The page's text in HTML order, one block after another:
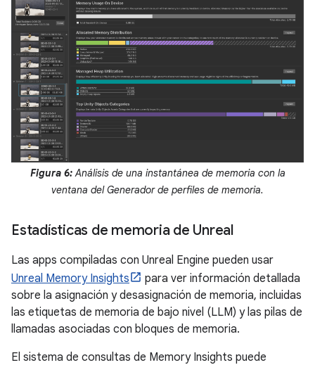
Figura 6:Análisis de una instantánea de memoria con la
ventana del Generador de perfiles de memoria.
Estadísticas de memoria de Unreal
Las apps compiladas con Unreal Engine pueden usar
Unreal Memory Insights
para ver información detallada
sobre la asignación y desasignación de memoria, incluidas
las etiquetas de memoria de bajo nivel (LLM) y las pilas de
llamadas asociadas con bloques de memoria.
El sistema de consultas de Memory Insights puede